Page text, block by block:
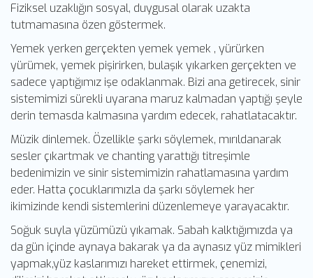
Fiziksel uzaklığın sosyal, duygusal olarak uzakta
tutmamasına özen göstermek.
Yemek yerken gerçekten yemek yemek , yürürken
yürümek, yemek pişirirken, bulaşık yıkarken gerçekten ve
sadece yaptığımız işe odaklanmak. Bizi ana getirecek, sinir
sistemimizi sürekli uyarana maruz kalmadan yaptığı şeyle
derin temasda kalmasına yardım edecek, rahatlatacaktır.
Müzik dinlemek. Özellikle şarkı söylemek, mırıldanarak
sesler çıkartmak ve chanting yarattığı titreşimle
bedenimizin ve sinir sistemimizin rahatlamasına yardım
eder. Hatta çocuklarımızla da şarkı söylemek her
ikimizinde kendi sistemlerini düzenlemeye yarayacaktır.
Soğuk suyla yüzümüzü yıkamak. Sabah kalktığımızda ya
da gün içinde aynaya bakarak ya da aynasız yüz mimikleri
yapmak,yüz kaslarımızı hareket ettirmek, çenemizi,